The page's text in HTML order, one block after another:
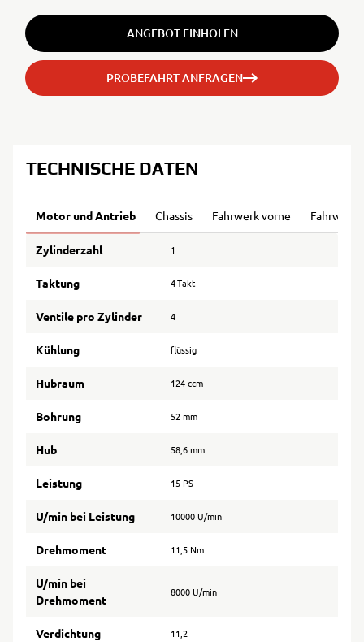
ANGEBOT EINHOLEN
PROBEFAHRT ANFRAGEN
TECHNISCHE DATEN
Motor und Antrieb Chassis Fahrwerk vorne Fahrwerk
Zylinderzahl 1
Taktung 4-Takt
Ventile pro Zylinder 4
Kühlung flüssig
Hubraum 124 ccm
Bohrung 52 mm
Hub 58,6 mm
Leistung 15 PS
U/min bei Leistung 10000 U/min
Drehmoment 11,5 Nm
U/min bei
Drehmoment
8000 U/min
Verdichtung 11,2